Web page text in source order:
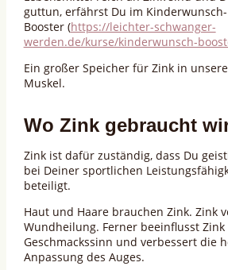
guttun, erfährst Du im Kinderwunsch-
Booster (https://leichter-schwanger-
werden.de/kurse/kinderwunsch-
Ein großer Speicher für Zink in
Muskel.
Wo Zink gebraucht
Zink ist dafür zuständig, dass Du
bei Deiner sportlichen
beteiligt.
Haut und Haare brauchen Zink. Zink
Wundheilung. Ferner beeinflusst Zink
Geschmackssinn und verbessert die
Anpassung des Auges.